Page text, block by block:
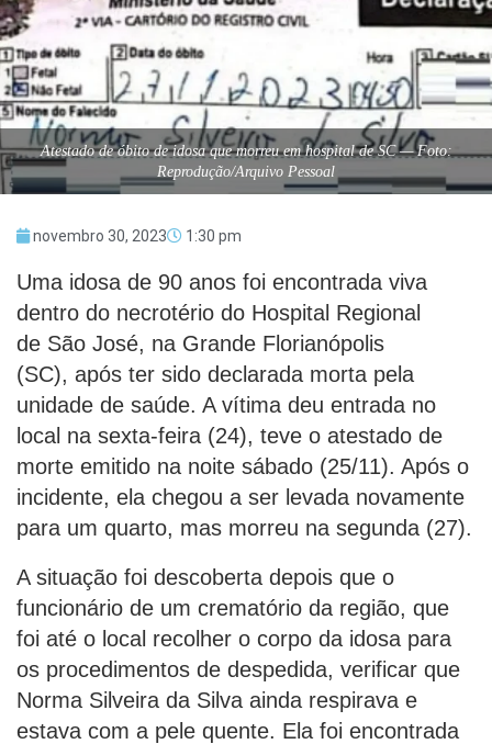
Atestado de óbito de idosa que morreu em hospital de SC — Foto:
Reprodução/Arquivo Pessoal
novembro 30, 2023 1:30 pm
Uma idosa de 90 anos foi encontrada viva
dentro do necrotério do Hospital Regional
de São José, na Grande Florianópolis
(SC), após ter sido declarada morta pela
unidade de saúde. A vítima deu entrada no
local na sexta-feira (24), teve o atestado de
morte emitido na noite sábado (25/11). Após o
incidente, ela chegou a ser levada novamente
para um quarto, mas morreu na segunda (27).
A situação foi descoberta depois que o
funcionário de um crematório da região, que
foi até o local recolher o corpo da idosa para
os procedimentos de despedida, verificar que
Norma Silveira da Silva ainda respirava e
estava com a pele quente. Ela foi encontrada